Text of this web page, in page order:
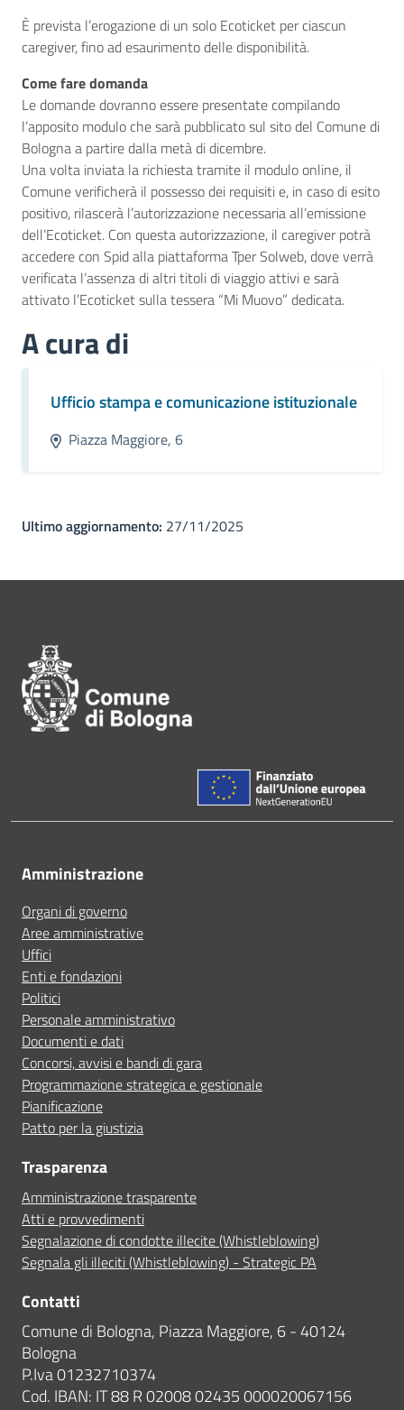
È prevista l’erogazione di un solo Ecoticket per ciascun
caregiver, fino ad esaurimento delle disponibilità.
Come fare domanda
Le domande dovranno essere presentate compilando
l’apposito modulo che sarà pubblicato sul sito del Comune di
Bologna a partire dalla metà di dicembre.
Una volta inviata la richiesta tramite il modulo online, il
Comune verificherà il possesso dei requisiti e, in caso di esito
positivo, rilascerà l’autorizzazione necessaria all’emissione
dell’Ecoticket. Con questa autorizzazione, il caregiver potrà
accedere con Spid alla piattaforma Tper Solweb, dove verrà
verificata l’assenza di altri titoli di viaggio attivi e sarà
attivato l’Ecoticket sulla tessera “Mi Muovo” dedicata.
A cura di
Ufficio stampa e comunicazione istituzionale
Piazza Maggiore, 6
Ultimo aggiornamento: 27/11/2025
Amministrazione
Organi di governo
Aree amministrative
Uffici
Enti e fondazioni
Politici
Personale amministrativo
Documenti e dati
Concorsi, avvisi e bandi di gara
Programmazione strategica e gestionale
Pianificazione
Patto per la giustizia
Trasparenza
Amministrazione trasparente
Atti e provvedimenti
Segnalazione di condotte illecite (Whistleblowing)
Segnala gli illeciti (Whistleblowing) - Strategic PA
Contatti
Comune di Bologna, Piazza Maggiore, 6 - 40124
Bologna
P.Iva 01232710374
Cod. IBAN: IT 88 R 02008 02435 000020067156